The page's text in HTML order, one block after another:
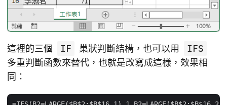
這裡的三個 IF 巢狀判斷結構，也可以用
IFS
多重判斷函數來替代，也就是改寫成這樣，效果相
同：